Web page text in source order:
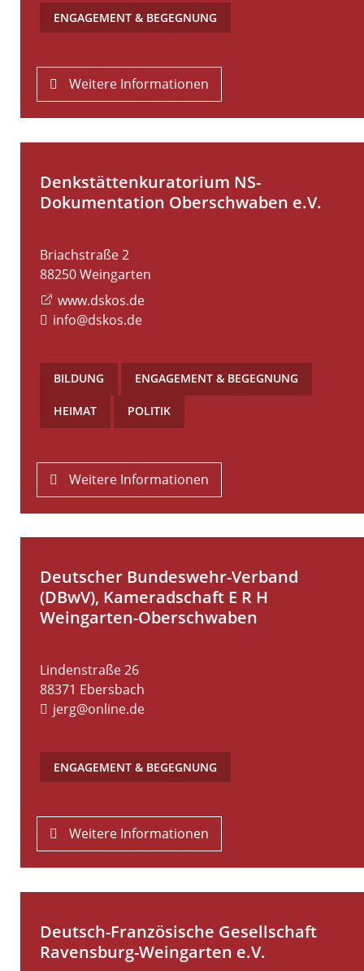
ENGAGEMENT & BEGEGNUNG
Weitere Informationen
Denkstättenkuratorium NS-
Dokumentation Oberschwaben e.V.
Briachstraße 2
88250Weingarten
www.dskos.de
info@dskos.de
BILDUNG ENGAGEMENT & BEGEGNUNG
HEIMAT POLITIK
Weitere Informationen
Deutscher Bundeswehr-Verband
(DBwV), Kameradschaft E R H
Weingarten-Oberschwaben
Lindenstraße 26
88371 Ebersbach
jerg@online.de
ENGAGEMENT & BEGEGNUNG
Weitere Informationen
Deutsch-Französische Gesellschaft
Ravensburg-Weingarten e.V.